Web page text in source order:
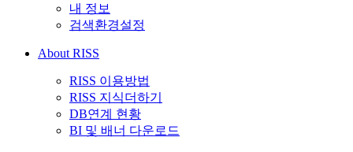
내 정보
검색환경설정
About RISS
RISS 이용방법
RISS 지식더하기
DB연계 현황
BI 및 배너 다운로드